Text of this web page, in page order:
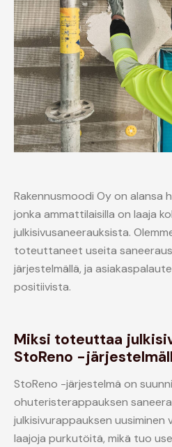
Rakennusmoodi Oy on alansa
jonka ammattilaisilla on laaja
julkisivusaneerauksista.
toteuttaneet useita
järjestelmällä, ja
positiivista.
Miksi toteuttaa
StoReno -
StoReno -järjestelmä on
ohuteristerappauksen
julkisivurappauksen
laajoja purkutöitä, mikä tuo